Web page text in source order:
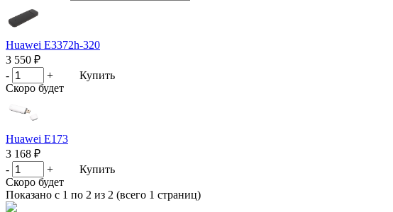
Huawei E3372h-320
3 550 ₽
-
+
Купить
Скоро будет
Huawei E173
3 168 ₽
-
+
Купить
Скоро будет
Показано с 1 по 2 из 2 (всего 1 страниц)